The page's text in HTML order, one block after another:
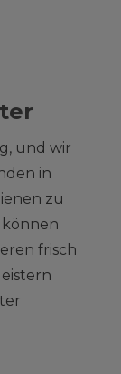
und wir
in
zu
können
frisch